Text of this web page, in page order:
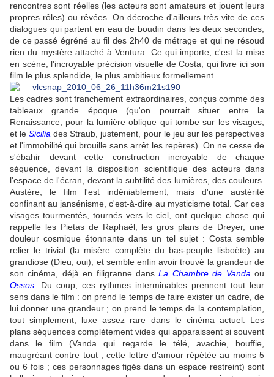
rencontres sont réelles (les acteurs sont amateurs et jouent leurs
propres rôles) ou rêvées. On décroche d'ailleurs très vite de ces
dialogues qui partent en eau de boudin dans les deux secondes,
de ce passé égréné au fil des 2h40 de métrage et qui ne résoud
rien du mystère attaché à Ventura. Ce qui importe, c'est la mise
en scène, l'incroyable précision visuelle de Costa, qui livre ici son
film le plus splendide, le plus ambitieux formellement.
Les cadres sont franchement extraordinaires, conçus comme des
tableaux grande époque (qu'on pourrait situer entre la
Renaissance, pour la lumière oblique qui tombe sur les visages,
et leSicilia des Straub, justement, pour le jeu sur les perspectives
et l'immobilité qui brouille sans arrêt les repères). On ne cesse de
s'ébahir devant cette construction incroyable de chaque
séquence, devant la disposition scientifique des acteurs dans
l'espace de l'écran, devant la subtilité des lumières, des couleurs.
Austère, le film l'est indéniablement, mais d'une austérité
confinant au jansénisme, c'est-à-dire au mysticisme total. Car ces
visages tourmentés, tournés vers le ciel, ont quelque chose qui
rappelle les Pietas de Raphaël, les gros plans de Dreyer, une
douleur cosmique étonnante dans un tel sujet : Costa semble
relier le trivial (la misère complète du bas-peuple lisboète) au
grandiose (Dieu, oui), et semble enfin avoir trouvé la grandeur de
son cinéma, déjà en filigranne dansLa Chambre de Vanda ou
Ossos . Du coup, ces rythmes interminables prennent tout leur
sens dans le film : on prend le temps de faire exister un cadre, de
lui donner une grandeur ; on prend le temps de la contemplation,
tout simplement, luxe assez rare dans le cinéma actuel. Les
plans séquences complètement vides qui apparaissent si souvent
dans le film (Vanda qui regarde le télé, avachie, bouffie,
maugréant contre tout ; cette lettre d'amour répétée au moins 5
ou 6 fois ; ces personnages figés dans un espace restreint) sont